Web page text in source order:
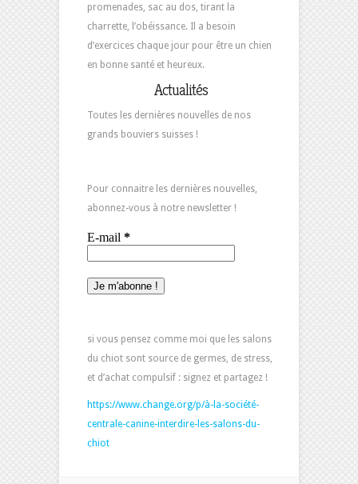
promenades, sac au dos, tirant la
charrette, l’obéissance. Il a besoin
d’exercices chaque jour pour être un chien
en bonne santé et heureux.
Actualités
Toutes les dernières nouvelles de nos
grands bouviers suisses !
Pour connaitre les dernières nouvelles,
abonnez-vous à notre newsletter !
si vous pensez comme moi que les salons
du chiot sont source de germes, de stress,
et d’achat compulsif : signez et partagez !
https://www.change.org/p/à-la-société-
centrale-canine-interdire-les-salons-du-
chiot